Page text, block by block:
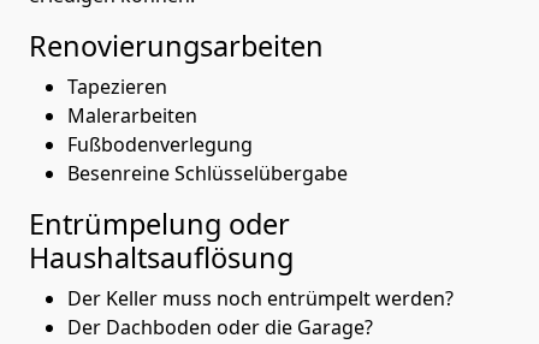
Renovierungsarbeiten
Tapezieren
Malerarbeiten
Fußbodenverlegung
Besenreine Schlüsselübergabe
Entrümpelung oder
Haushaltsauflösung
Der Keller muss noch entrümpelt werden?
Der Dachboden oder die Garage?